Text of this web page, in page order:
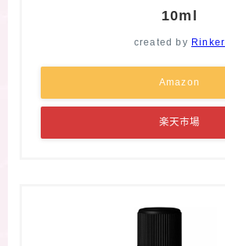
10ml
created by Rinker
Amazon
楽天市場